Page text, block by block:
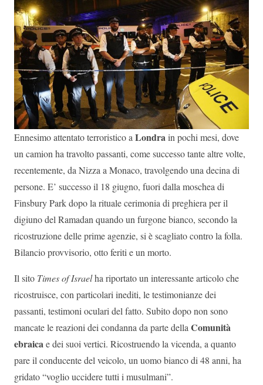
Ennesimo attentato terroristico a Londrain pochi mesi, dove
un camion ha travolto passanti, come successo tante altre volte,
recentemente, da Nizza a Monaco, travolgendo una decina di
persone. E’ successo il 18 giugno, fuori dalla moschea di
Finsbury Park dopo la rituale cerimonia di preghiera per il
digiuno del Ramadan quando un furgone bianco, secondo la
ricostruzione delle prime agenzie, si è scagliato contro la folla.
Bilancio provvisorio, otto feriti e un morto.
Il sito Times of Israelha riportato un interessante articolo che
ricostruisce, con particolari inediti, le testimonianze dei
passanti, testimoni oculari del fatto. Subito dopo non sono
mancate le reazioni dei condanna da parte della Comunità
ebraicae dei suoi vertici. Ricostruendo la vicenda, a quanto
pare il conducente del veicolo, un uomo bianco di 48 anni, ha
gridato “voglio uccidere tutti i musulmani”.